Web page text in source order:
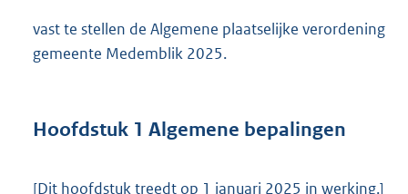
vast te stellen de Algemene plaatselijke verordening
gemeente Medemblik 2025.
Hoofdstuk 1 Algemene bepalingen
[Dit hoofdstuk treedt op 1 januari 2025 in werking.]